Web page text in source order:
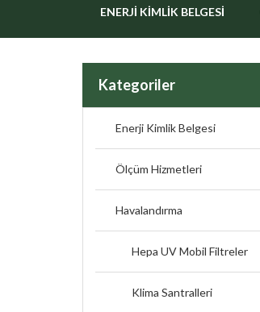
ENERJI KIMLIK BELGESI
Kategoriler
Enerji Kimlik Belgesi
Ölçüm Hizmetleri
Havalandırma
Hepa UV Mobil Filtreler
Klima Santralleri